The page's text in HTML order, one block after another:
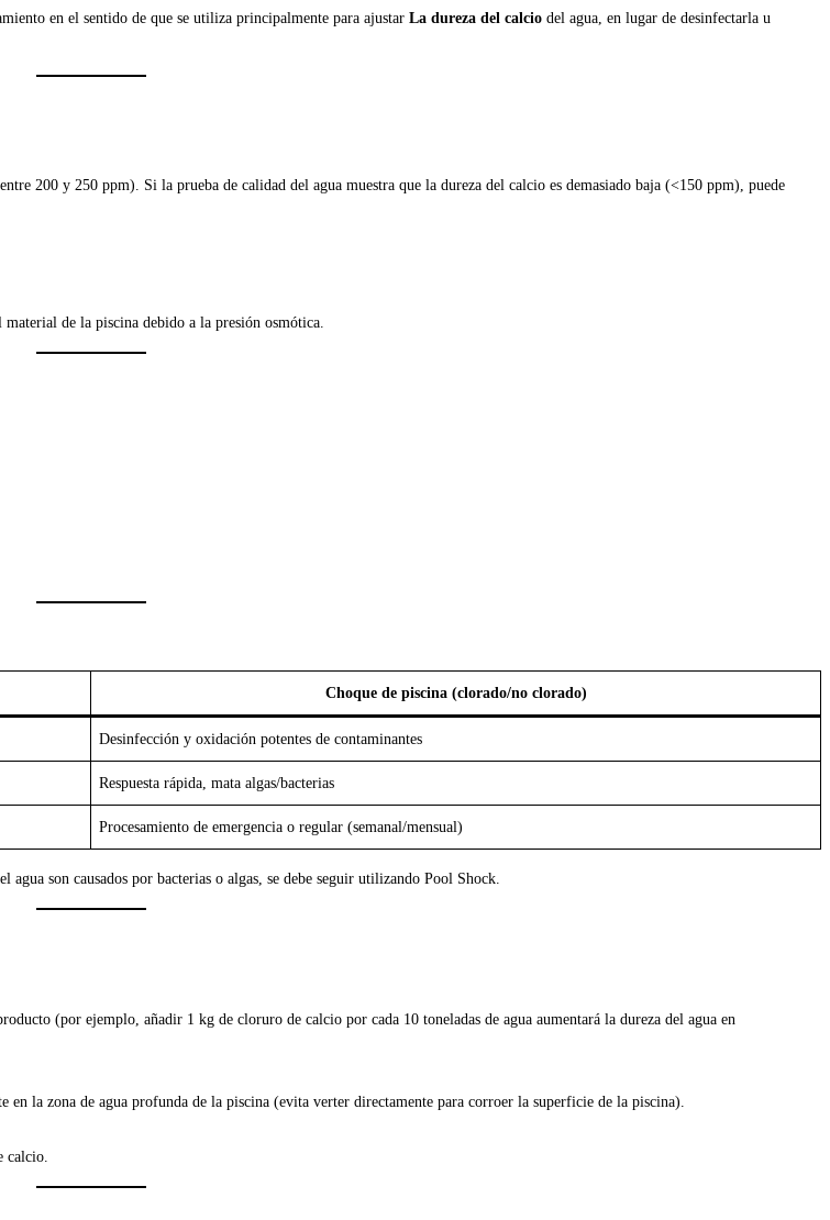
en el sentido de que se utiliza principalmente para ajustar La dureza del calcio del agua, en lugar de desinfectarla u
200 y 250 ppm). Si la prueba de calidad del agua muestra que la dureza del calcio es demasiado baja (<150 ppm), puede
de la piscina debido a la presión osmótica.
Choque de piscina (clorado/no clorado)
Desinfección y oxidación potentes de contaminantes
Respuesta rápida, mata algas/bacterias
Procesamiento de emergencia o regular (semanal/mensual)
son causados por bacterias o algas, se debe seguir utilizando Pool Shock.
(por ejemplo, añadir 1 kg de cloruro de calcio por cada 10 toneladas de agua aumentará la dureza del agua en
la zona de agua profunda de la piscina (evita verter directamente para corroer la superficie de la piscina).
calcio.